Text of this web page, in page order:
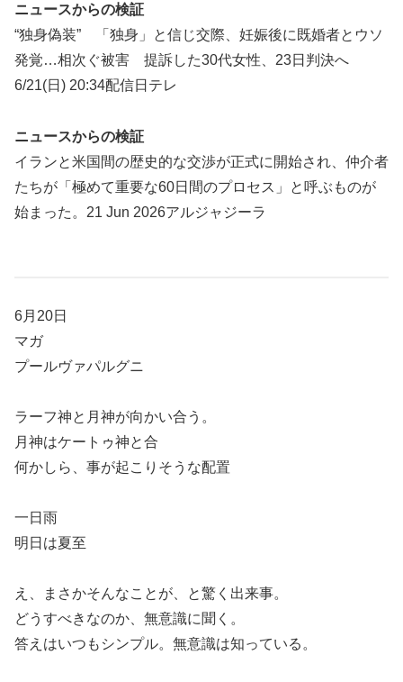
ニュースからの検証
“独身偽装” 「独身」と信じ交際、妊娠後に既婚者とウソ
発覚…相次ぐ被害 提訴した30代女性、23日判決へ
6/21(日) 20:34配信日テレ
ニュースからの検証
イランと米国間の歴史的な交渉が正式に開始され、仲介者
たちが「極めて重要な60日間のプロセス」と呼ぶものが
始まった。21 Jun 2026アルジャジーラ
6月20日
マガ
プールヴァパルグニ
ラーフ神と月神が向かい合う。
月神はケートゥ神と合
何かしら、事が起こりそうな配置
一日雨
明日は夏至
え、まさかそんなことが、と驚く出来事。
どうすべきなのか、無意識に聞く。
答えはいつもシンプル。無意識は知っている。